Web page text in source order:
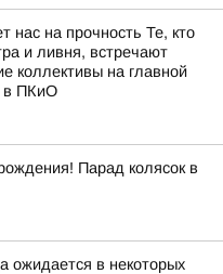
нас на прочность Те, кто
и ливня, встречают
коллективы на главной
в ПКиО
Парад колясок в
ожидается в некоторых